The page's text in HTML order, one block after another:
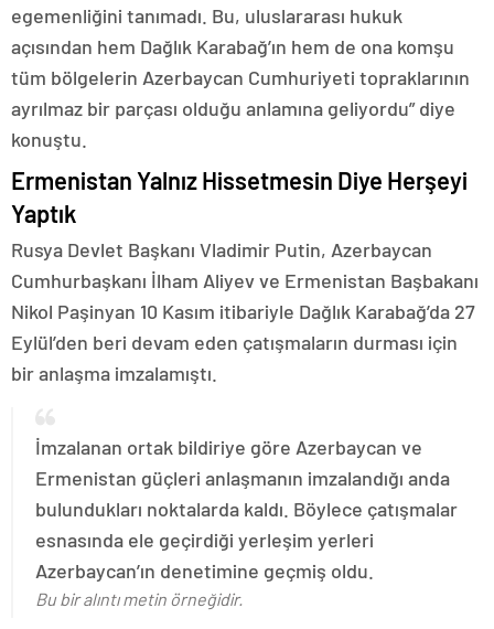
egemenliğini tanımadı. Bu, uluslararası hukuk
açısından hem Dağlık Karabağ’ın hem de ona komşu
tüm bölgelerin Azerbaycan Cumhuriyeti topraklarının
ayrılmaz bir parçası olduğu anlamına geliyordu” diye
konuştu.
Ermenistan Yalnız Hissetmesin Diye Herşeyi
Yaptık
Rusya Devlet Başkanı Vladimir Putin, Azerbaycan
Cumhurbaşkanı İlham Aliyev ve Ermenistan Başbakanı
Nikol Paşinyan 10 Kasım itibariyle Dağlık Karabağ’da 27
Eylül’den beri devam eden çatışmaların durması için
bir anlaşma imzalamıştı.
İmzalanan ortak bildiriye göre Azerbaycan ve
Ermenistan güçleri anlaşmanın imzalandığı anda
bulundukları noktalarda kaldı. Böylece çatışmalar
esnasında ele geçirdiği yerleşim yerleri
Azerbaycan’ın denetimine geçmiş oldu.
Bu bir alıntı metin örneğidir.